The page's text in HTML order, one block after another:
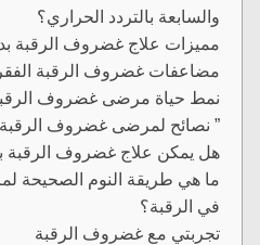
والسابعة بالتردد الحراري؟
مميزات علاج غضروف الرقبة
مضاعفات غضروف الرقبة
نمط حياة مرضى غضروف
” نصائح لمرضى غضروف
هل يمكن علاج غضروف الرقبة
ما هي طريقة النوم الصحيحة
في الرقبة؟
تجربتي مع غضروف الرقبة